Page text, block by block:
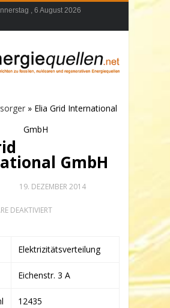
, 6 August 2026
» Elia Grid International
GmbH
GmbH
19. DEZEMBER 2014
DEAKTIVIERTFÜR
GMBH
Elektrizitätsverteilung
Eichenstr. 3 A
12435